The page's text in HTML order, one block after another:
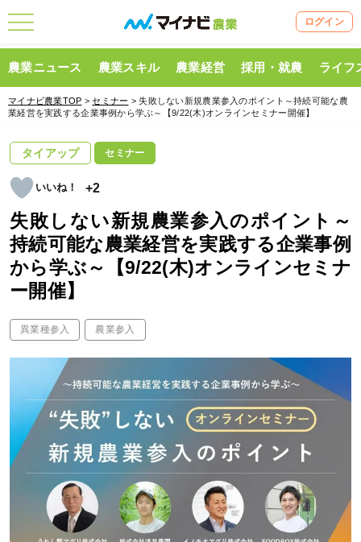
ログイン
農業ニュース 農業スキル 農業経営 採用・就農 ライフ
マイナビ農業TOP >セミナー > 失敗しない新規農業参入のポイント～持続可能な農
業経営を実践する企業事例から学ぶ～【9/22(木)オンラインセミナー開催】
タイアップ セミナー
+2
失敗しない新規農業参入のポイント～
持続可能な農業経営を実践する企業事例
から学ぶ～【9/22(木)オンラインセミナ
ー開催】
異業種参入 農業参入